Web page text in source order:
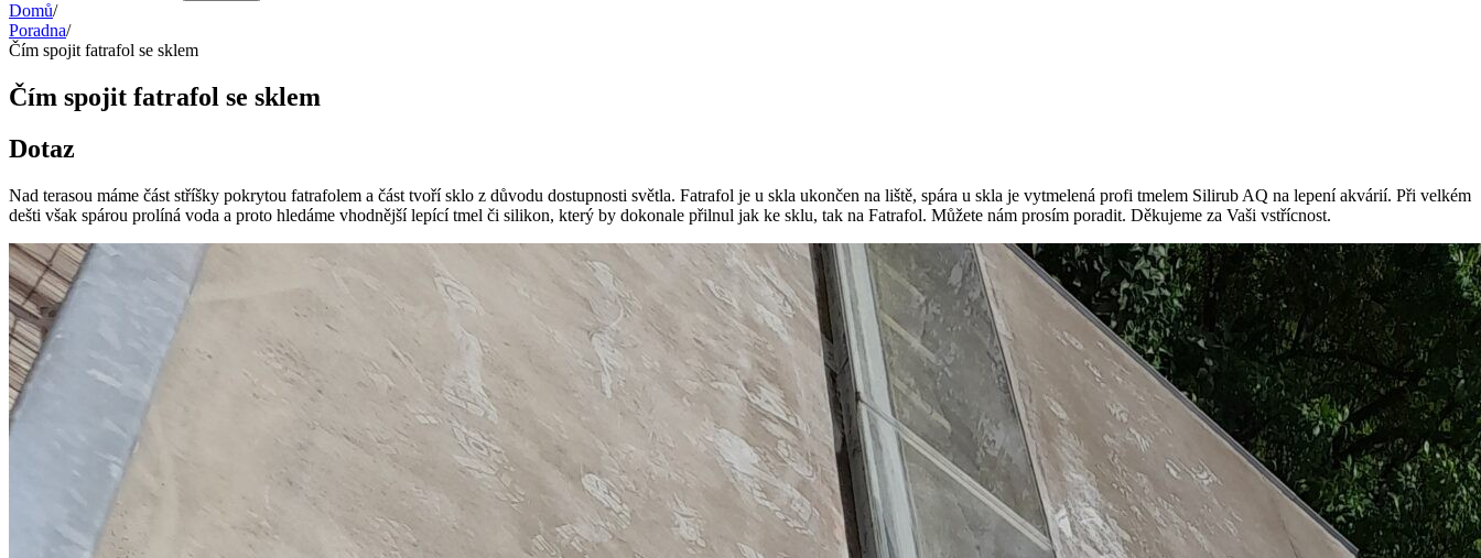
Domů/
Poradna/
Čím spojit fatrafol se sklem
Čím spojit fatrafol se sklem
Dotaz
Nad terasou máme část stříšky pokrytou fatrafolem a část tvoří sklo z důvodu dostupnosti světla. Fatrafol je u skla ukončen na liště, spára u skla je vytmelená profi tmelem Silirub AQ na lepení akvárií. Při velkém
dešti však spárou prolíná voda a proto hledáme vhodnější lepící tmel či silikon, který by dokonale přilnul jak ke sklu, tak na Fatrafol. Můžete nám prosím poradit. Děkujeme za Vaši vstřícnost.